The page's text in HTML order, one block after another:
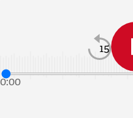
15
0:00